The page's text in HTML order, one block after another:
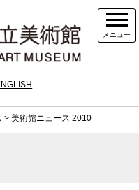
メニュー
> 美術館ニュース 2010